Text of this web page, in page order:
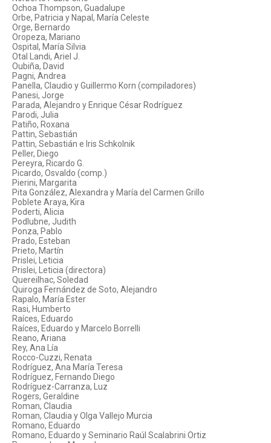
Ochoa Thompson, Guadalupe
Orbe, Patricia y Napal, María Celeste
Orge, Bernardo
Oropeza, Mariano
Ospital, María Silvia
Otal Landi, Ariel J.
Oubiña, David
Pagni, Andrea
Panella, Claudio y Guillermo Korn (compiladores)
Panesi, Jorge
Parada, Alejandro y Enrique César Rodríguez
Parodi, Julia
Patiño, Roxana
Pattin, Sebastián
Pattin, Sebastián e Iris Schkolnik
Peller, Diego
Pereyra, Ricardo G.
Picardo, Osvaldo (comp.)
Pierini, Margarita
Pita González, Alexandra y María del Carmen Grillo
Poblete Araya, Kira
Poderti, Alicia
Podlubne, Judith
Ponza, Pablo
Prado, Esteban
Prieto, Martín
Prislei, Leticia
Prislei, Leticia (directora)
Quereilhac, Soledad
Quiroga Fernández de Soto, Alejandro
Rapalo, María Ester
Rasi, Humberto
Raíces, Eduardo
Raíces, Eduardo y Marcelo Borrelli
Reano, Ariana
Rey, Ana Lía
Rocco-Cuzzi, Renata
Rodríguez, Ana María Teresa
Rodríguez, Fernando Diego
Rodríguez-Carranza, Luz
Rogers, Geraldine
Roman, Claudia
Roman, Claudia y Olga Vallejo Murcia
Romano, Eduardo
Romano, Eduardo y Seminario Raúl Scalabrini Ortiz